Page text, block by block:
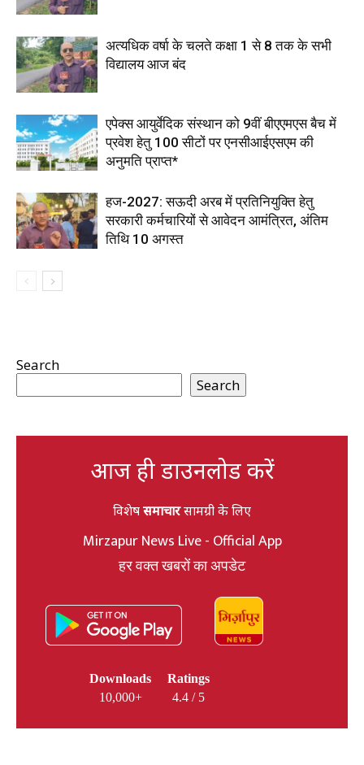
अत्यधिक वर्षा के चलते कक्षा 1 से 8 तक के सभी
विद्यालय आज बंद
एपेक्स आयुर्वेदिक संस्थान को 9वीं बीएएमएस बैच में
प्रवेश हेतु 100 सीटों पर एनसीआईएसएम की
अनुमति प्राप्त*
हज-2027: सऊदी अरब में प्रतिनियुक्ति हेतु
सरकारी कर्मचारियों से आवेदन आमंत्रित, अंतिम
तिथि 10 अगस्त
Search
Search
आज ही डाउनलोड करें
विशेषसमाचारसामग्री के लिए
Mirzapur News Live - Official App
हर वक्त खबरों का अपडेट
Downloads
10,000+
Ratings
4.4 / 5